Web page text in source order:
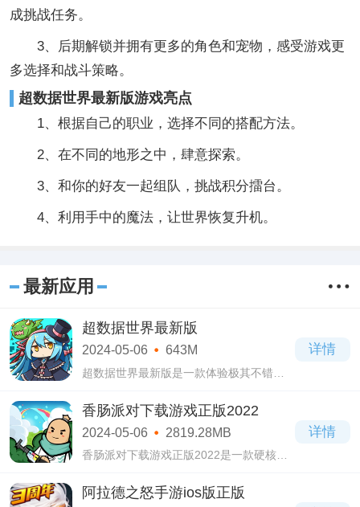
成挑战任务。
3、后期解锁并拥有更多的角色和宠物，感受游戏更
多选择和战斗策略。
超数据世界最新版游戏亮点
1、根据自己的职业，选择不同的搭配方法。
2、在不同的地形之中，肆意探索。
3、和你的好友一起组队，挑战积分擂台。
4、利用手中的魔法，让世界恢复升机。
最新应用
超数据世界最新版
2024-05-06 643M
超数据世界最新版是一款体验极其不错的
3d奇幻风格的画面设计，多种沉浸式世界
冒险玩法等你体验，超多模式，支持多人
联机探
详情
香肠派对下载游戏正版2022
2024-05-06 2819.28MB
香肠派对下载游戏正版2022是一款硬核类
游戏正版2022中拥有着较为拟真的物理系
统，它可以让玩家们体验的极为真实的模
详情
阿拉德之怒手游ios版正版